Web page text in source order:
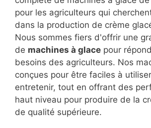
pour les agriculteurs qui
dans la production de crème
Nous sommes fiers d'offrir une
de machines à glace pour
besoins des agriculteurs. Nos
conçues pour être faciles à
entretenir, tout en offrant des
haut niveau pour produire de la
de qualité supérieure.